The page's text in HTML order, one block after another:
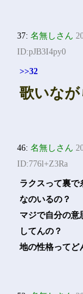
37:名無しさん
ID:pJB3I4py0
>>32
歌いなが
46:名無しさん
ID:776l+Z3Ra
ラクスって裏で
なのいるの？
マジで自分の意
してんの？
地の性格ってど